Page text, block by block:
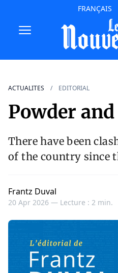
FRANÇAIS
ACTUALITES EDITORIAL
Powder
There have been
of the country since
Frantz Duval
20 Apr 2026 — Lecture : 2 min.